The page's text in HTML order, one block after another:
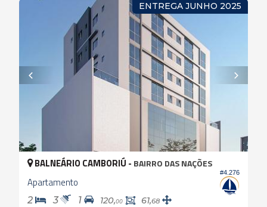
ENTREGA JUNHO 2025
#4.276
BALNEÁRIO CAMBORIÚ - BAIRRO DAS NAÇÕES
Apartamento
2 3 1 120,00 61,68